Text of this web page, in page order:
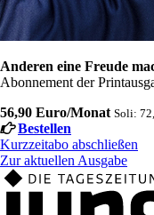
Anderen eine Freude
Abonnement der
56,90 Euro/Monat Soli:
Bestellen
Kurzzeitabo abschließen
Zur aktuellen Ausgabe